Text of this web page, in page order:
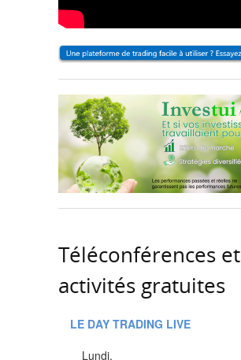
Téléconférences et
activités gratuites